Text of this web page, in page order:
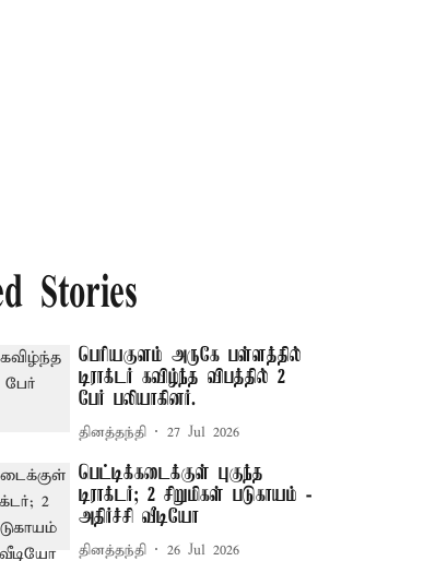
Stories
பெரியகுளம் அருகே பள்ளத்தில்
டிராக்டர் கவிழ்ந்த விபத்தில் 2
பேர் பலியாகினர்.
தினத்தந்தி 27 Jul 2026
பெட்டிக்கடைக்குள் புகுந்த
டிராக்டர்; 2 சிறுமிகள் படுகாயம் -
அதிர்ச்சி வீடியோ
தினத்தந்தி 26 Jul 2026